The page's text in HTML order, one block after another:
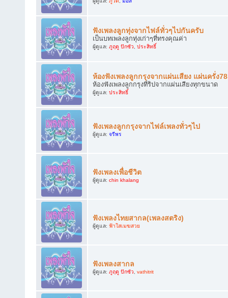
ฟังเพลงลูกทุ่งจากไฟล์ทั่วๆไปกันครับ
เป็นบทเพลงลูกทุ่งเก่าๆที่ทรงคุณค่า
ผู้ดูแล: ภูฤดู ปักซัว, ประสิทธิ์
ห้องฟังเพลงลูกกรุงจากแผ่นเสียง แผ่นครั่ง
ห้องฟังเพลงลูกกรุงที่ริปจากแผ่นเสียงทุกขนาด
ผู้ดูแล: ประสิทธิ์
ฟังเพลงลูกกรุงจากไฟล์เพลงทั่วๆไป
ผู้ดูแล: จรีพร
ฟังเพลงเพื่อชีวิต
ผู้ดูแล: chin khalang
ฟังเพลงไทยสากล(เพลงสตริง)
ผู้ดูแล: ฟ้าใสเมฆสวย
ฟังเพลงสากล
ผู้ดูแล: ภูฤดู ปักซัว, vathitrit